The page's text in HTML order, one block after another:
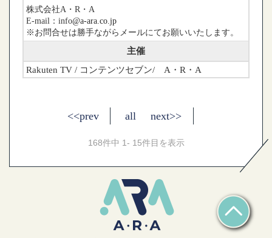
株式会社A・R・A
E-mail：info@a-ara.co.jp
※お問合せは勝手ながらメールにてお願いいたします。
主催
Rakuten TV / コンテンツセブン/ A・R・A
<<prev all next>>
168件中 1- 15件目を表示